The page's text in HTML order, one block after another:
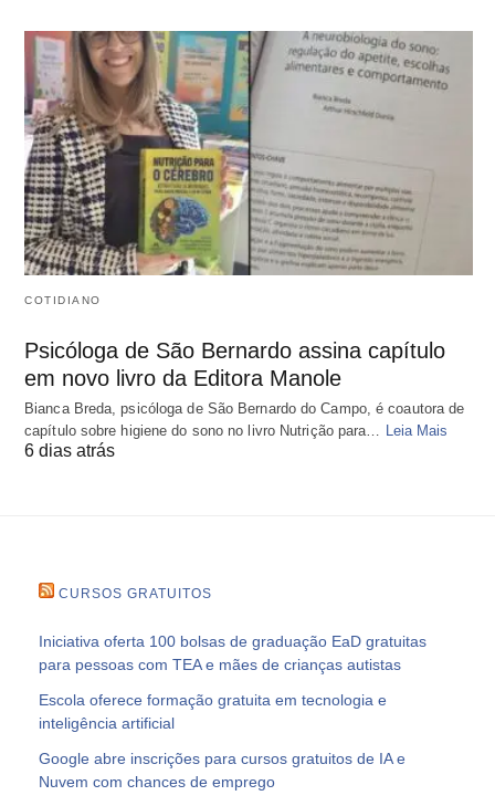
COTIDIANO
Psicóloga de São Bernardo assina capítulo
em novo livro da Editora Manole
Bianca Breda, psicóloga de São Bernardo do Campo, é coautora de
capítulo sobre higiene do sono no livro Nutrição para…
Leia Mais
6 dias atrás
CURSOS GRATUITOS
Iniciativa oferta 100 bolsas de graduação EaD gratuitas
para pessoas com TEA e mães de crianças autistas
Escola oferece formação gratuita em tecnologia e
inteligência artificial
Google abre inscrições para cursos gratuitos de IA e
Nuvem com chances de emprego